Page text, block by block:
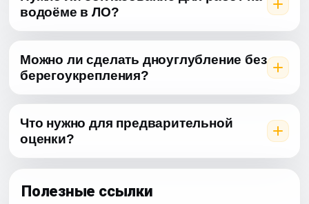
водоёме в ЛО?
Можно ли сделать дноуглубление без
берегоукрепления?
Что нужно для предварительной
оценки?
Полезные ссылки